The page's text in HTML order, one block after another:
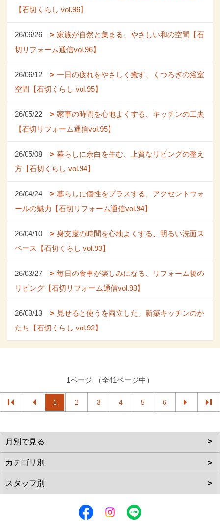
【石切くらし vol.96】
26/06/26
家族が自然と集まる、やさしい和の空間【石
切リフォーム通信vol.96】
26/06/12
一日の疲れをやさしく癒す、くつろぎの浴室
空間【石切くらし vol.95】
26/05/22
家事の時間を心地よくする、キッチンの工夫
【石切リフォーム通信vol.95】
26/05/08
暮らしに余白を生む、上質なリビングの整え
方【石切くらし vol.94】
26/04/24
暮らしに個性をプラスする、アクセントウォ
ールの魅力【石切リフォーム通信vol.94】
26/04/10
身支度の時間を心地よくする、明るい洗面ス
ペース【石切くらし vol.93】
26/03/27
毎日の食事が楽しみになる、リフォーム後の
リビング【石切リフォーム通信vol.93】
26/03/13
見せると使うを両立した、新築キッチンのか
たち【石切くらし vol.92】
1ページ （全41ページ中）
1 2 3 4 5 6